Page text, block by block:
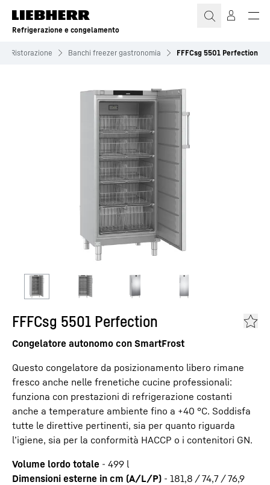
Refrigerazione e congelamento
Ristorazione Banchi freezer gastronomia FFFCsg 5501 Perfection
FFFCsg 5501 Perfection
Congelatore autonomo con SmartFrost
Questo congelatore da posizionamento libero rimane
fresco anche nelle frenetiche cucine professionali:
funziona con prestazioni di refrigerazione costanti
anche a temperature ambiente fino a +40 °C. Soddisfa
tutte le direttive pertinenti, sia per quanto riguarda
l’igiene, sia per la conformità HACCP o i contenitori GN.
Volume lordo totale - 499 l
Dimensioni esterne in cm (A/L/P) - 181,8 / 74,7 / 76,9